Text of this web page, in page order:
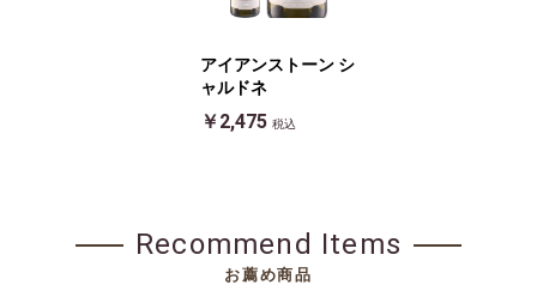
アイアンストーン シ
ャルドネ
￥2,475 税込
Recommend Items
お薦め商品